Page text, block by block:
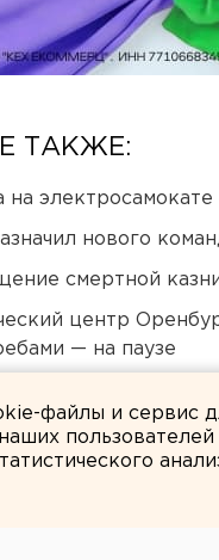
ТАКЖЕ:
на
нового
смертной
центр
— на паузе
файлы и сервис